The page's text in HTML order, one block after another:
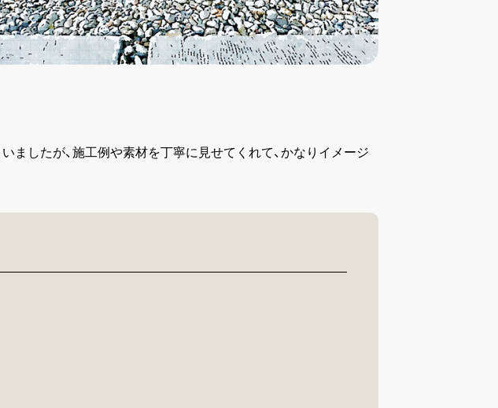
ましたが、施工例や素材を丁寧に見せてくれて、かなりイメージ